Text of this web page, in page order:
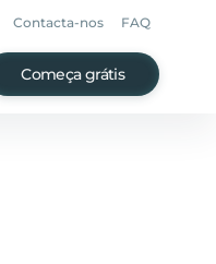
Contacta-nos FAQ
Começa grátis